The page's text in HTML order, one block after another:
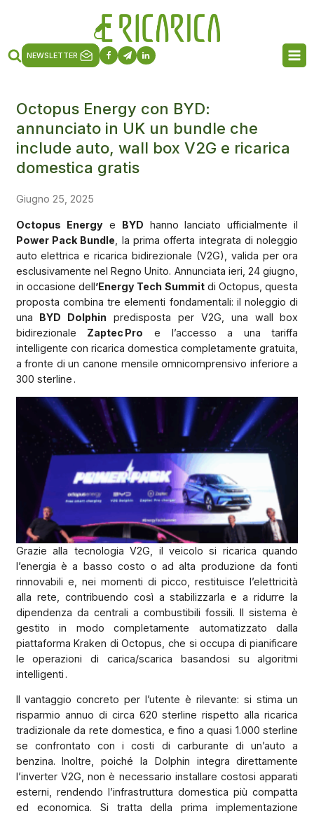
NEWSLETTER
Octopus Energy con BYD:
annunciato in UK un bundle che
include auto, wall box V2G e ricarica
domestica gratis
Giugno 25, 2025
Octopus Energye BYD hanno lanciato ufficialmente il
Power Pack Bundle , la prima offerta integrata di noleggio
auto elettrica e ricarica bidirezionale (V2G), valida per ora
esclusivamente nel Regno Unito. Annunciata ieri, 24 giugno,
in occasione dell’Energy Tech Summitdi Octopus, questa
proposta combina tre elementi fondamentali: il noleggio di
una BYD Dolphin predisposta per V2G, una wall box
bidirezionale Zaptec Pro e l’accesso a una tariffa
intelligente con ricarica domestica completamente gratuita,
a fronte di un canone mensile omnicomprensivo inferiore a
300 sterline .
Grazie alla tecnologia V2G, il veicolo si ricarica quando
l’energia è a basso costo o ad alta produzione da fonti
rinnovabili e, nei momenti di picco, restituisce l’elettricità
alla rete, contribuendo così a stabilizzarla e a ridurre la
dipendenza da centrali a combustibili fossili. Il sistema è
gestito in modo completamente automatizzato dalla
piattaforma Kraken di Octopus, che si occupa di pianificare
le operazioni di carica/scarica basandosi su algoritmi
intelligenti .
Il vantaggio concreto per l’utente è rilevante: si stima un
risparmio annuo di circa 620 sterline rispetto alla ricarica
tradizionale da rete domestica, e fino a quasi 1.000 sterline
se confrontato con i costi di carburante di un’auto a
benzina. Inoltre, poiché la Dolphin integra direttamente
l’inverter V2G, non è necessario installare costosi apparati
esterni, rendendo l’infrastruttura domestica più compatta
ed economica. Si tratta della prima implementazione